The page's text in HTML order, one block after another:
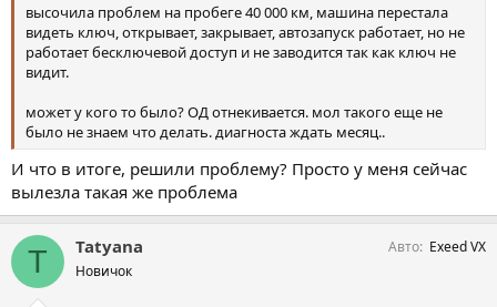
высочила проблем на пробеге 40 000 км, машина перестала
видеть ключ, открывает, закрывает, автозапуск работает, но не
работает бесключевой доступ и не заводится так как ключ не
видит.
может у кого то было? ОД отнекивается. мол такого еще не
было не знаем что делать. диагноста ждать месяц..
И что в итоге, решили проблему? Просто у меня сейчас
вылезла такая же проблема
T Tatyana
Новичок
Авто Exeed VX